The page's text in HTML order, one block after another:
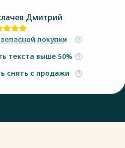
Дмитрий
авторских прав
покупки
текста выше 50%
снять с продажи